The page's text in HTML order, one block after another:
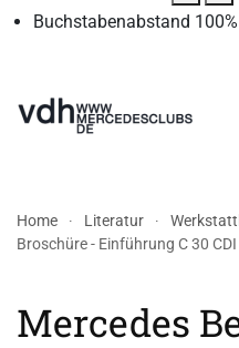
Buchstabenabstand 100%
Home Literatur
Broschüre - Einführung C 30
Mercedes